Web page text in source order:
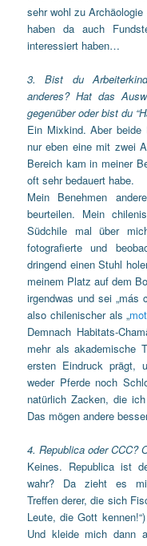
sehr wohl zu
haben da auch
interessiert haben…
3. Bist du
anderes? Hat das
gegenüber oder bist du
Ein Mixkind. Aber beide
nur eben eine mit zwei
Bereich kam in meiner
oft sehr bedauert habe.
Mein Benehmen
beurteilen. Mein
Südchile mal über
fotografierte und
dringend einen Stuhl
meinem Platz auf dem
irgendwas und sei „más
also chilenischer als „
Demnach Habitats-
mehr als akademische
ersten Eindruck prägt,
weder Pferde noch
natürlich Zacken, die
Das mögen andere
4. Republica oder CCC?
Keines. Republica ist
wahr? Da zieht es
Treffen derer, die sich
Leute, die Gott
Und kleide mich dann